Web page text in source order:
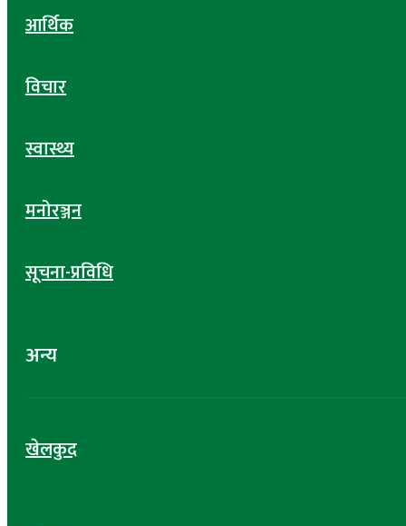
आर्थिक
विचार
स्वास्थ्य
मनोरञ्जन
सूचना-प्रविधि
अन्य
खेलकुद